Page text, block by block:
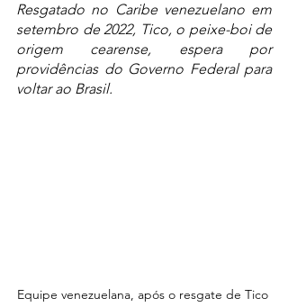
Resgatado no Caribe venezuelano em
setembro de 2022, Tico, o peixe-boi de
origem cearense, espera por
providências do Governo Federal para
voltar ao Brasil.
Equipe venezuelana, após o resgate de Tico